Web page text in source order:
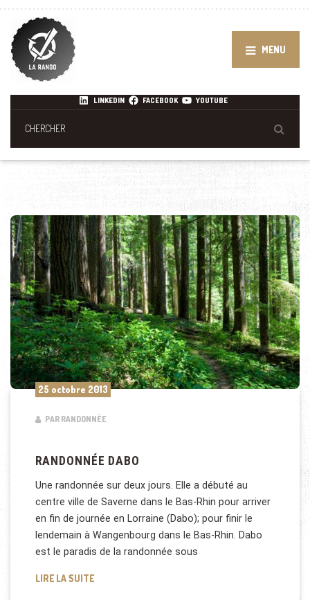
MENU
LINKEDIN FACEBOOK YOUTUBE
25 octobre 2013
PAR RANDONNÉE
RANDONNÉE DABO
Une randonnée sur deux jours. Elle a débuté au
centre ville de Saverne dans le Bas-Rhin pour arriver
en fin de journée en Lorraine (Dabo); pour finir le
lendemain à Wangenbourg dans le Bas-Rhin. Dabo
est le paradis de la randonnée sous
LIRE LA SUITERANDONNÉE DABO